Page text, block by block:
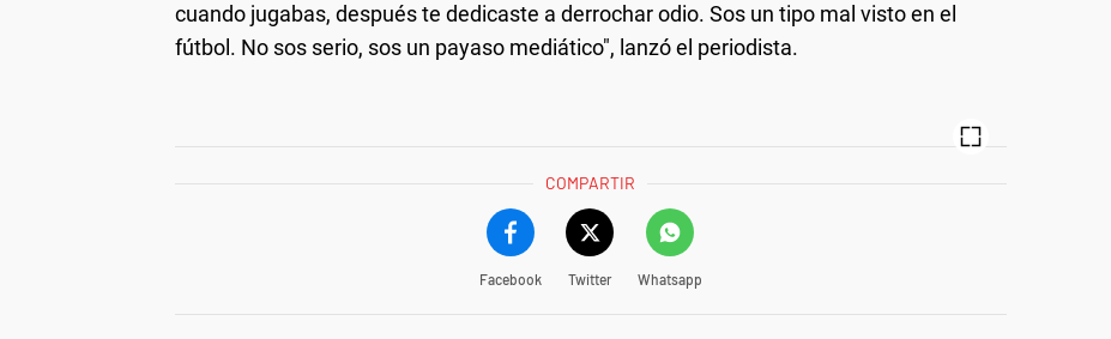
cuando jugabas, después te dedicaste a derrochar odio. Sos un tipo mal visto en el
fútbol. No sos serio, sos un payaso mediático", lanzó el periodista.
COMPARTIR
Facebook Twitter Whatsapp